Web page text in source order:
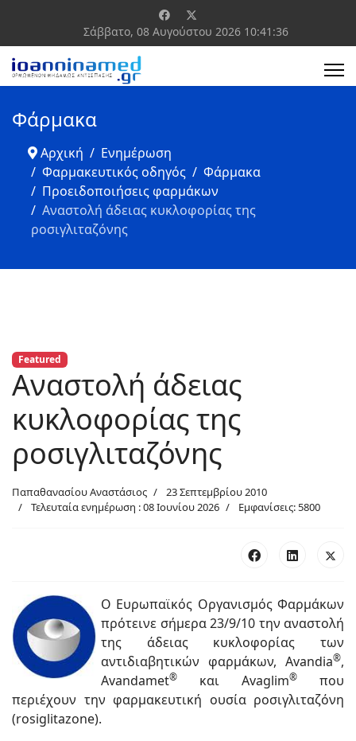
Σάββατο, 08 Αυγούστου 2026 10:41:36
Φάρμακα
Αρχική
Ενημέρωση
Φαρμακευτικός οδηγός
Φάρμακα
Προειδοποιήσεις φαρμάκων
Αναστολή άδειας κυκλοφορίας της
ροσιγλιταζόνης
Featured
Αναστολή άδειας
κυκλοφορίας της
ροσιγλιταζόνης
Παπαθανασίου Αναστάσιος
23 Σεπτεμβρίου 2010
Τελευταία ενημέρωση : 08 Ιουνίου 2026
Εμφανίσεις: 5800
Ο Ευρωπαϊκός Οργανισμός Φαρμάκων
πρότεινε σήμερα 23/9/10 την αναστολή
της άδειας κυκλοφορίας των
αντιδιαβητικών φαρμάκων, Avandia®,
Avandamet® και Avaglim®
που
περιέχουν την φαρμακευτική ουσία ροσιγλιταζόνη
(rosiglitazone).